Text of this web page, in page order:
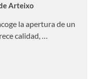
Arteixo
la apertura de un
calidad, …